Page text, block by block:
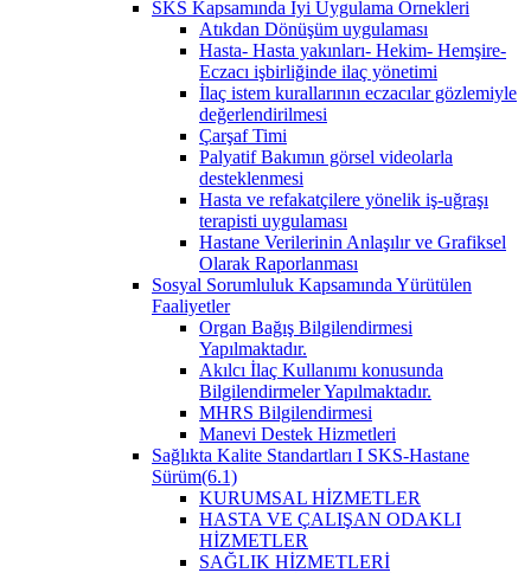
SKS Kapsamında İyi Uygulama Örnekleri
Atıkdan Dönüşüm uygulaması
Hasta- Hasta yakınları- Hekim- Hemşire-
Eczacı işbirliğinde ilaç yönetimi
İlaç istem kurallarının eczacılar gözlemiyle
değerlendirilmesi
Çarşaf Timi
Palyatif Bakımın görsel videolarla
desteklenmesi
Hasta ve refakatçilere yönelik iş-uğraşı
terapisti uygulaması
Hastane Verilerinin Anlaşılır ve Grafiksel
Olarak Raporlanması
Sosyal Sorumluluk Kapsamında Yürütülen
Faaliyetler
Organ Bağış Bilgilendirmesi
Yapılmaktadır.
Akılcı İlaç Kullanımı konusunda
Bilgilendirmeler Yapılmaktadır.
MHRS Bilgilendirmesi
Manevi Destek Hizmetleri
Sağlıkta Kalite Standartları I SKS-Hastane
Sürüm(6.1)
KURUMSAL HİZMETLER
HASTA VE ÇALIŞAN ODAKLI
HİZMETLER
SAĞLIK HİZMETLERİ